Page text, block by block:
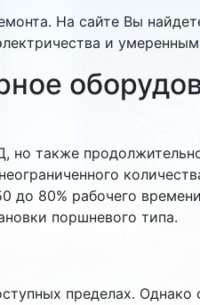
На сайте Вы
и
но также
до 80% рабочего
поршневого типа.
пределах. Однако